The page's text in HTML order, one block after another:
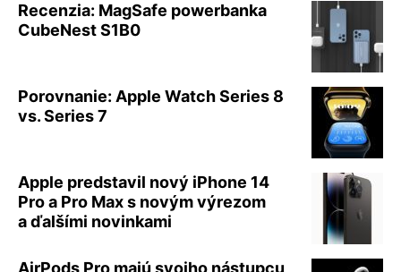
Recenzia: MagSafe powerbanka
CubeNest S1B0
Porovnanie: Apple Watch Series 8
vs. Series 7
Apple predstavil nový iPhone 14
Pro a Pro Max s novým výrezom
a ďalšími novinkami
AirPods Pro majú svojho nástupcu